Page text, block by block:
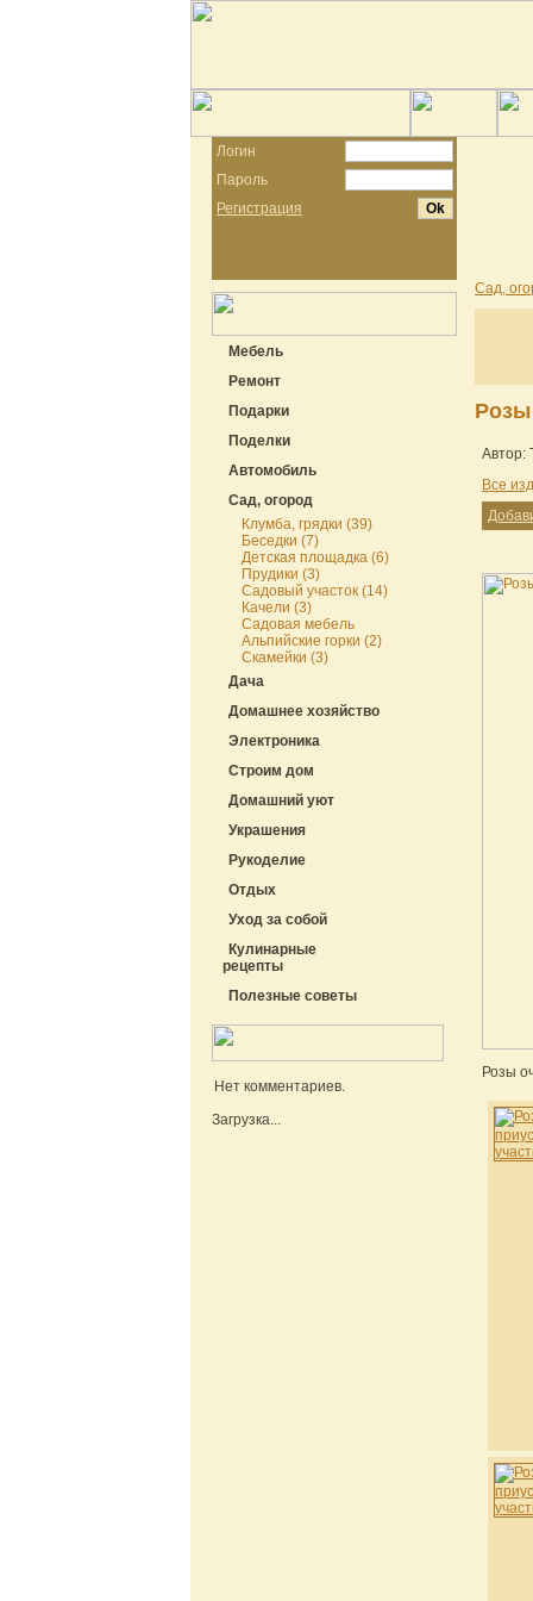
Логин
Пароль
Регистрация
Мебель
Ремонт
Подарки
Поделки
Автомобиль
Сад, огород
Клумба, грядки (39)
Беседки (7)
Детская площадка (6)
Прудики (3)
Садовый участок (14)
Качели (3)
Садовая мебель
Альпийские горки (2)
Скамейки (3)
Дача
Домашнее хозяйство
Электроника
Строим дом
Домашний уют
Украшения
Рукоделие
Отдых
Уход за собой
Кулинарные
рецепты
Полезные советы
Нет комментариев.
Загрузка...
Сад,
Розы
Автор:
Все
Розы